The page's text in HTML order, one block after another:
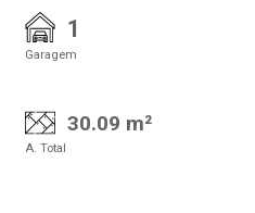
1
Garagem
30.09 m²
A. Total